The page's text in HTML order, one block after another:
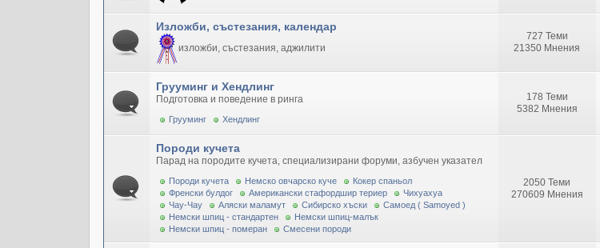
Изложби, състезания, календар
изложби, състезания, аджилити
727 Теми
21350 Мнения
Грууминг и Хендлинг
Подготовка и поведение в ринга
Грууминг Хендлинг
178 Теми
5382 Мнения
Породи кучета
Парад на породите кучета, специализирани форуми, азбучен указател
Породи кучета Немско овчарско куче
Кокер спаньол
Френски булдог
Американски стафордшир териер
Чихуахуа
Чау-Чау
Аляски маламут Сибирско хъски
Самоед ( Samoyed )
Немски шпиц - стандартен
Немски шпиц-малък
Немски шпиц - померан
Смесени породи
2050 Теми
270609 Мнения